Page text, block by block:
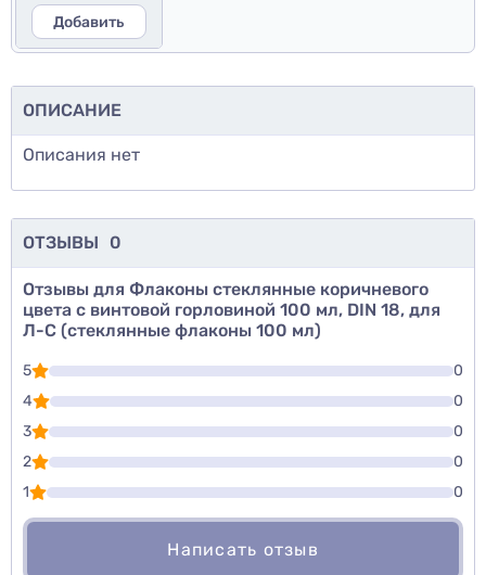
Добавить
ОПИСАНИЕ
Описания нет
ОТЗЫВЫ 0
Отзывы для Флаконы стеклянные коричневого
цвета с винтовой горловиной 100 мл, DIN 18, для
Л-С (стеклянные флаконы 100 мл)
5
0
4
0
3
0
2
0
1
0
Написать отзыв